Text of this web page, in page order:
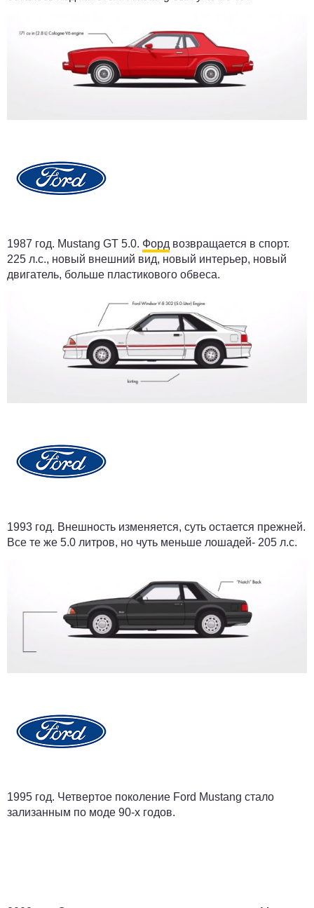
1987 год. Mustang GT 5.0. Форд возвращается в спорт.
225 л.с., новый внешний вид, новый интерьер, новый
двигатель, больше пластикового обвеса.
1993 год. Внешность изменяется, суть остается прежней.
Все те же 5.0 литров, но чуть меньше лошадей- 205 л.с.
1995 год. Четвертое поколение Ford Mustang стало
зализанным по моде 90-х годов.